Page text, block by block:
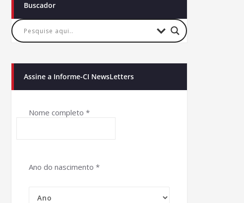
Buscador
Assine a Informe-CI NewsLetters
Nome completo *
Ano do nascimento *